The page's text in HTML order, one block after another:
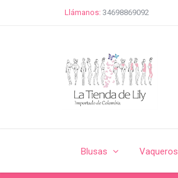
Llámanos: 34698869092
Blusas Vaqueros